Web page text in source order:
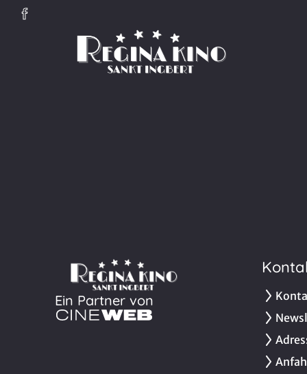
Ein Partner von